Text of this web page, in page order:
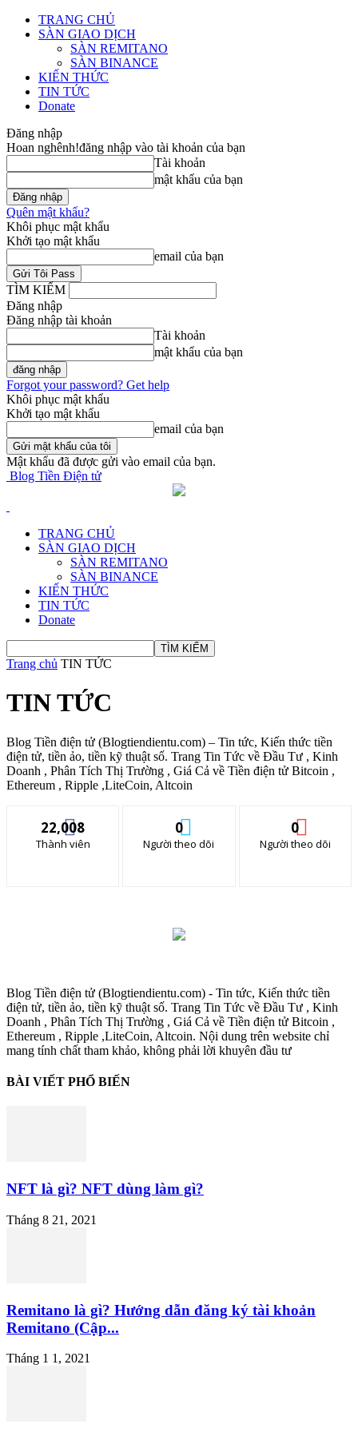
TRANG CHỦ
SÀN GIAO DỊCH
SÀN REMITANO
SÀN BINANCE
KIẾN THỨC
TIN TỨC
Donate
Đăng nhập
Hoan nghênh!đăng nhập vào tài khoản của bạn
Tài khoản
mật khẩu của bạn
Quên mật khẩu?
Khôi phục mật khẩu
Khởi tạo mật khẩu
email của bạn
TÌM KIẾM
Đăng nhập
Đăng nhập tài khoản
Tài khoản
mật khẩu của bạn
Forgot your password? Get help
Khôi phục mật khẩu
Khởi tạo mật khẩu
email của bạn
Mật khẩu đã được gửi vào email của bạn.
Blog Tiền Điện tử
TRANG CHỦ
SÀN GIAO DỊCH
SÀN REMITANO
SÀN BINANCE
KIẾN THỨC
TIN TỨC
Donate
Trang chủ TIN TỨC
TIN TỨC
Blog Tiền điện tử (Blogtiendientu.com) – Tin tức, Kiến thức tiền
điện tử, tiền ảo, tiền kỹ thuật số. Trang Tin Tức về Đầu Tư , Kinh
Doanh , Phân Tích Thị Trường , Giá Cả về Tiền điện tử Bitcoin ,
Ethereum , Ripple ,LiteCoin, Altcoin
22,008
Thành viên
0
Người theo dõi
0
Người theo dõi
Blog Tiền điện tử (Blogtiendientu.com) - Tin tức, Kiến thức tiền
điện tử, tiền ảo, tiền kỹ thuật số. Trang Tin Tức về Đầu Tư , Kinh
Doanh , Phân Tích Thị Trường , Giá Cả về Tiền điện tử Bitcoin ,
Ethereum , Ripple ,LiteCoin, Altcoin. Nội dung trên website chỉ
mang tính chất tham khảo, không phải lời khuyên đầu tư
BÀI VIẾT PHỔ BIẾN
NFT là gì? NFT dùng làm gì?
Tháng 8 21, 2021
Remitano là gì? Hướng dẫn đăng ký tài khoản
Remitano (Cập...
Tháng 1 1, 2021